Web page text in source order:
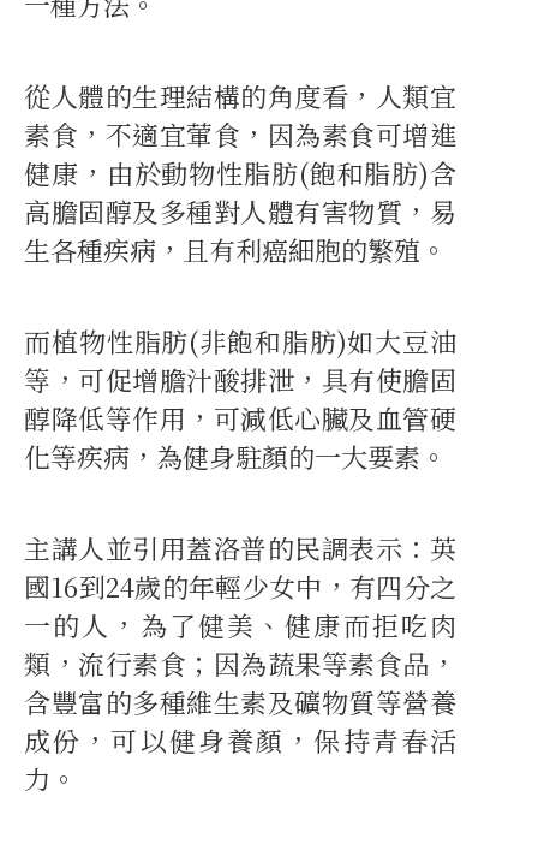
從人體的生理結構的角度看，人類宜
素食，不適宜葷食，因為素食可增進
健康，由於動物性脂肪(飽和脂肪)含
高膽固醇及多種對人體有害物質，易
生各種疾病，且有利癌細胞的繁殖。
而植物性脂肪(非飽和脂肪)如大豆油
等，可促增膽汁酸排泄，具有使膽固
醇降低等作用，可減低心臟及血管硬
化等疾病，為健身駐顏的一大要素。
主講人並引用蓋洛普的民調表示：英
國16到24歲的年輕少女中，有四分之
一的人，為了健美、健康而拒吃肉
類，流行素食；因為蔬果等素食品，
含豐富的多種維生素及礦物質等營養
成份，可以健身養顏，保持青春活
力。